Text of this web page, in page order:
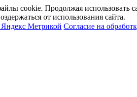
cookie. Продолжая использовать
от использования сайта.
Яндекс Метрикой Согласие на